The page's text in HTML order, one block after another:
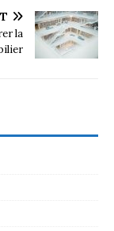
la